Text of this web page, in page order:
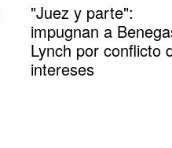
"Juez y parte":
impugnan a
Lynch por conflicto
intereses